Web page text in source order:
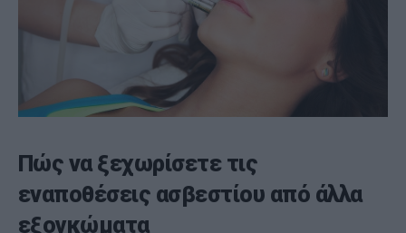
Πώς να ξεχωρίσετε τις
εναποθέσεις ασβεστίου από άλλα
εξογκώματα